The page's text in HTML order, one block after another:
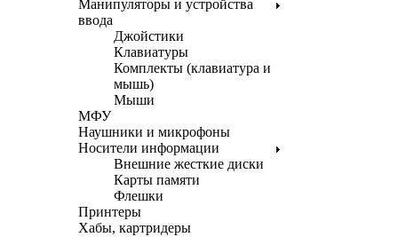
Манипуляторы и устройства
ввода
Джойстики
Клавиатуры
Комплекты (клавиатура и
мышь)
Мыши
МФУ
Наушники и микрофоны
Носители информации
Внешние жесткие диски
Карты памяти
Флешки
Принтеры
Хабы, картридеры